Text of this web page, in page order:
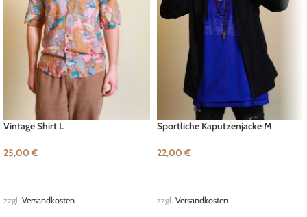
Vintage Shirt L
25,00 €
zzgl. Versandkosten
Sportliche Kaputzenjacke M
22,00 €
zzgl. Versandkosten